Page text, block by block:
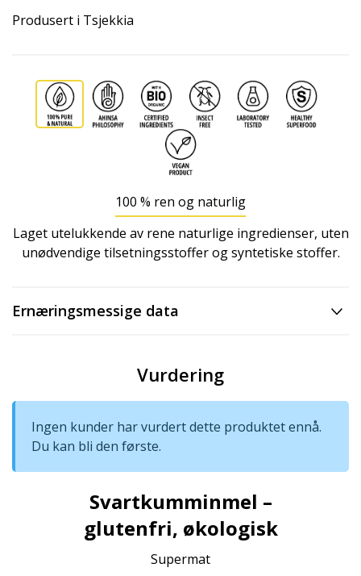
Produsert i Tsjekkia
100 % ren og naturlig
Laget utelukkende av rene naturlige ingredienser, uten
unødvendige tilsetningsstoffer og syntetiske stoffer.
Ernæringsmessige data
Vurdering
Ingen kunder har vurdert dette produktet ennå.
Du kan bli den første.
Svartkumminmel –
glutenfri, økologisk
Supermat